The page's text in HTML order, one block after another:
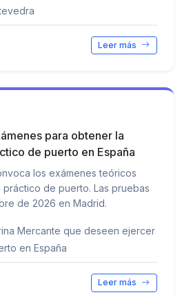
Leer más
para obtener la
de puerto en España
los exámenes teóricos
de puerto. Las pruebas
de 2026 en Madrid.
Mercante que deseen ejercer
en España
Leer más